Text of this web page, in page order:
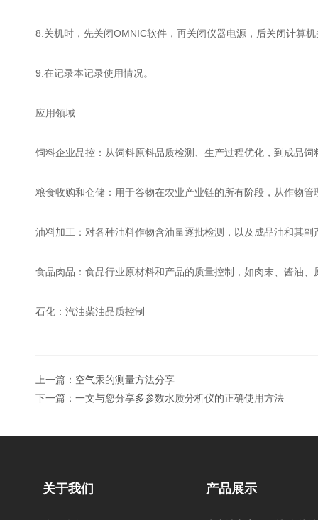
8.关机时，先关闭OMNIC软件，再关闭仪器电源，后关闭计算
9.在记录本记录使用情况。
应用领域
饲料企业品控：从饲料原料品质检测、生产过程优化，到成品饲
粮食收购和仓储：用于谷物在农业产业链的所有阶段，从作物
油料加工：对各种油料作物含油量逐批检测，以及成品油和其
食品肉品：食品行业原材料和产品的质量控制，如肉末、酱油
石化：汽油柴油品质控制
上一篇： 空气汞的测量方法分享
下一篇： 一文与您分享多参数水质分析仪的正确使用方法
关于我们 产品展示